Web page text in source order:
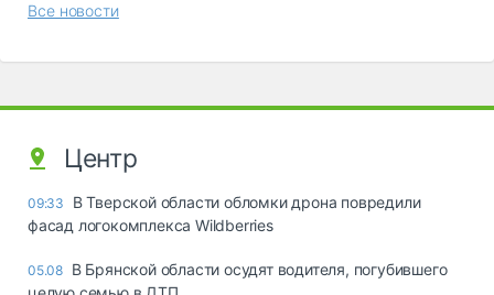
Все новости
Центр
09:33
В Тверской области обломки дрона повредили
фасад логокомплекса Wildberries
05.08 В Брянской области осудят водителя, погубившего